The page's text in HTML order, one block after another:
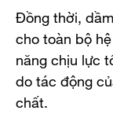
Đồng thời,
cho toàn bộ
năng chịu lực
do tác động
chất.